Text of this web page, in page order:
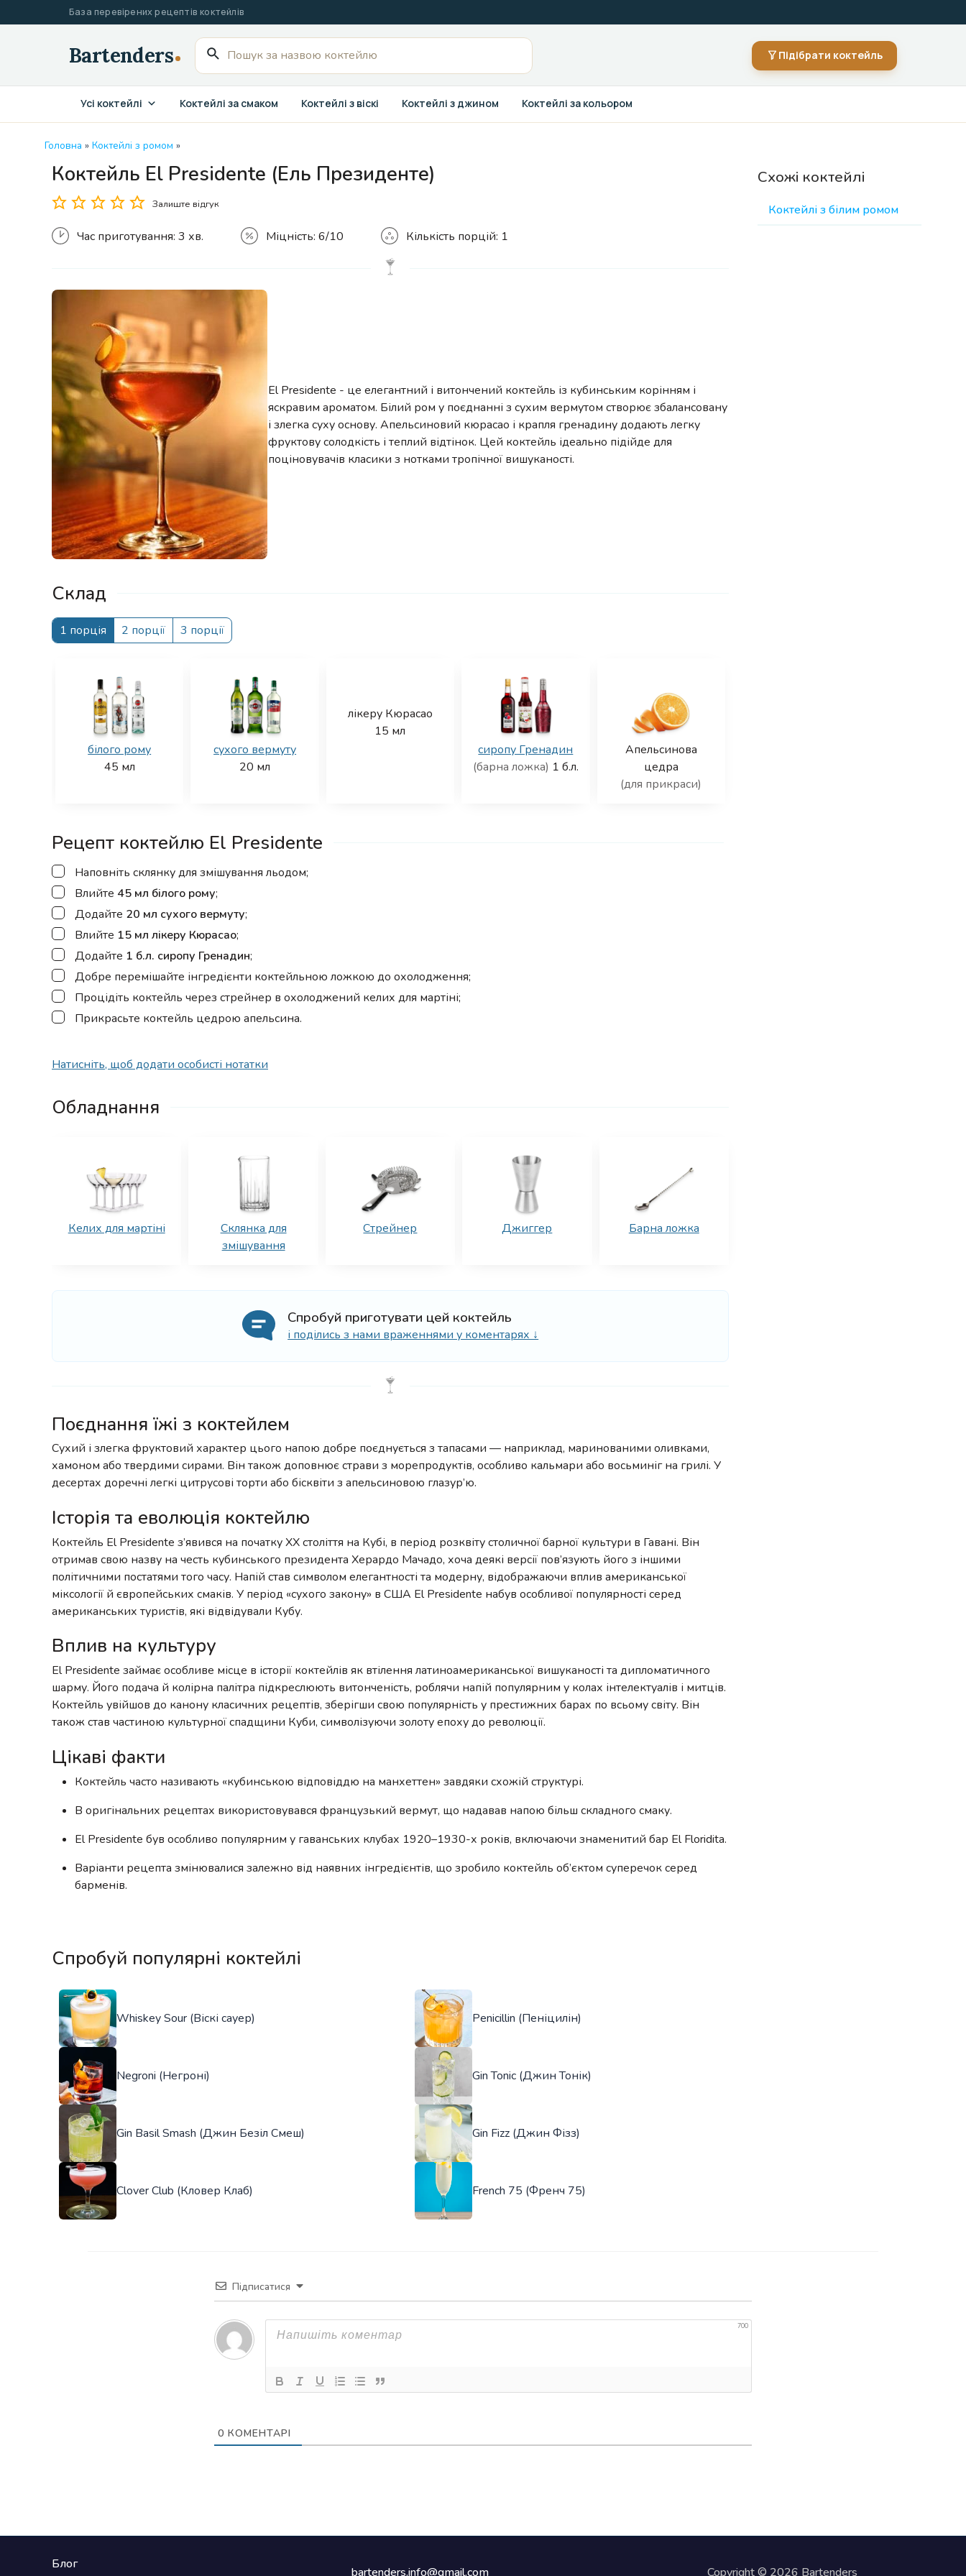
до
База перевірених рецептів коктейлів
Пошук
для:
Підібрати коктейль
Усі коктейлі Коктейлі за смаком Коктейлі з віскі Коктейлі з джином Коктейлі за кольором
Головна » Коктейлі з ромом »
Коктейль El Presidente (Ель Президенте)
Залиште відгук
Час приготування: 3 хв. Міцність: 6/10
Кількість
Кількість порцій: 1
El Presidente - це елегантний і витончений коктейль із кубинським корінням і
яскравим ароматом. Білий ром у поєднанні з сухим вермутом створює збалансовану
і злегка суху основу. Апельсиновий кюрасао і крапля гренадину додають легку
фруктову солодкість і теплий відтінок. Цей коктейль ідеально підійде для
поціновувачів класики з нотками тропічної вишуканості.
Склад
1 порція 2 порції 3 порції
білого рому
45 мл
сухого вермуту
20 мл
лікеру Кюрасао
15 мл
сиропу Гренадин
(барна ложка) 1 б.л.
Апельсинова
цедра
(для прикраси)
Рецепт коктейлю El Presidente
▢
Наповніть склянку для змішування льодом;
▢
Влийте 45 мл білого рому;
▢
Додайте 20 мл сухого вермуту;
▢
Влийте 15 мл лікеру Кюрасао;
▢
Додайте 1 б.л. сиропу Гренадин;
▢
Добре перемішайте інгредієнти коктейльною ложкою до охолодження;
▢
Процідіть коктейль через стрейнер в охолоджений келих для мартіні;
▢
Прикрасьте коктейль цедрою апельсина.
Натисніть, щоб додати особисті нотатки
Обладнання
Келих для мартіні
Склянка для
змішування
Стрейнер Джиггер Барна ложка
Спробуй приготувати цей коктейль
і поділись з нами враженнями у коментарях ↓
Поєднання їжі з коктейлем
Сухий і злегка фруктовий характер цього напою добре поєднується з тапасами — наприклад, маринованими оливками,
хамоном або твердими сирами. Він також доповнює страви з морепродуктів, особливо кальмари або восьминіг на грилі. У
десертах доречні легкі цитрусові торти або бісквіти з апельсиновою глазур’ю.
Історія та еволюція коктейлю
Коктейль El Presidente з’явився на початку XX століття на Кубі, в період розквіту столичної барної культури в Гавані. Він
отримав свою назву на честь кубинського президента Херардо Мачадо, хоча деякі версії пов’язують його з іншими
політичними постатями того часу. Напій став символом елегантності та модерну, відображаючи вплив американської
міксології й європейських смаків. У період «сухого закону» в США El Presidente набув особливої популярності серед
американських туристів, які відвідували Кубу.
Вплив на культуру
El Presidente займає особливе місце в історії коктейлів як втілення латиноамериканської вишуканості та дипломатичного
шарму. Його подача й колірна палітра підкреслюють витонченість, роблячи напій популярним у колах інтелектуалів і митців.
Коктейль увійшов до канону класичних рецептів, зберігши свою популярність у престижних барах по всьому світу. Він
також став частиною культурної спадщини Куби, символізуючи золоту епоху до революції.
Цікаві факти
Коктейль часто називають «кубинською відповіддю на манхеттен» завдяки схожій структурі.
В оригінальних рецептах використовувався французький вермут, що надавав напою більш складного смаку.
El Presidente був особливо популярним у гаванських клубах 1920–1930-х років, включаючи знаменитий бар El Floridita.
Варіанти рецепта змінювалися залежно від наявних інгредієнтів, що зробило коктейль об’єктом суперечок серед
барменів.
Спробуй популярні коктейлі
Whiskey Sour (Віскі сауер) Penicillin (Пеніцилін)
Negroni (Негроні) Gin Tonic (Джин Тонік)
Gin Basil Smash (Джин Безіл Смеш) Gin Fizz (Джин Фізз)
Clover Club (Кловер Клаб) French 75 (Френч 75)
Схожі коктейлі
Коктейлі з білим ромом
Підписатися
700
0 КОМЕНТАРІ
Блог
bartenders.info@gmail.com Copyright © 2026 Bartenders